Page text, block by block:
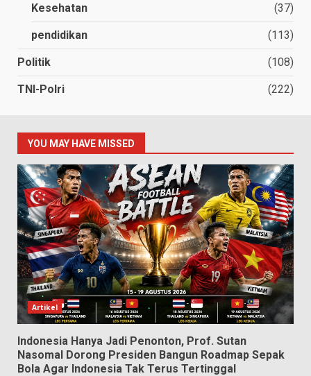
Kesehatan
(37)
pendidikan (113)
Politik (108)
TNI-Polri (222)
YOU MAY HAVE MISSED
Artikel
Indonesia Hanya Jadi Penonton, Prof. Sutan
Nasomal Dorong Presiden Bangun Roadmap Sepak
Bola Agar Indonesia Tak Terus Tertinggal